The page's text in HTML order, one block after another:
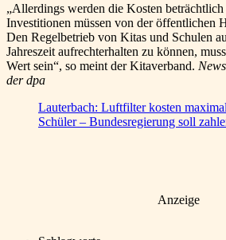
„Allerdings werden die Kosten beträchtlich
Investitionen müssen von der öffentlichen
Den Regelbetrieb von Kitas und Schulen
Jahreszeit aufrechterhalten zu können,
Wert sein“, so meint der Kitaverband.
der dpa
Lauterbach: Luftfilter kosten
Schüler – Bundesregierung soll
Anzeige